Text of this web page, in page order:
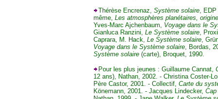
Thérèse Encrenaz, Système solaire, EDP
même, Les atmosphères planétaires,
Yves-Marc Ajchenbaum, Voyage dans le
Gianluca Ranzini, Le Système solaire,
Caprara, M. Hack, Le Système solaire,
Voyage dans le Système solaire, Bordas,
Système solaire(carte), Broquet, 1990.
Pour les plus jeunes : Guillaume Cannat,
12 ans), Nathan, 2002. - Christina Coster-
Père Castor, 2001. - Collectif, Carte du
Könemann, 2001. - Jacques Lindecker,